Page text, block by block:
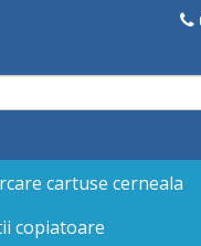
cartuse cerneala
copiatoare